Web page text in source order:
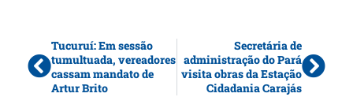
Tucuruí: Em sessão
tumultuada, vereadores
cassam mandato de
Artur Brito
Secretária de
administração do Pará
visita obras da Estação
Cidadania Carajás